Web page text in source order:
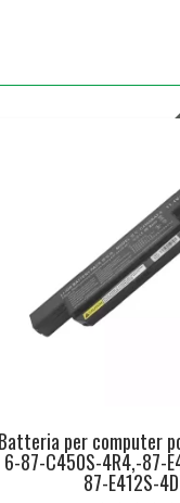
Batteria per computer
6-87-C450S-4R4,-87-
87-E412S-